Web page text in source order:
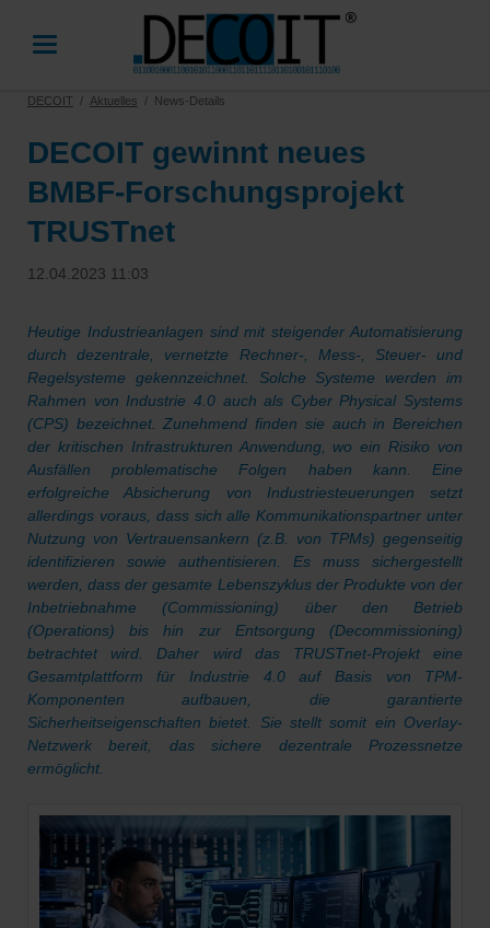
DECOIT Aktuelles News-Details
DECOIT gewinnt neues
BMBF-Forschungsprojekt
TRUSTnet
12.04.2023 11:03
Heutige Industrieanlagen sind mit steigender Automatisierung
durch dezentrale, vernetzte Rechner-, Mess-, Steuer- und
Regelsysteme gekennzeichnet. Solche Systeme werden im
Rahmen von Industrie 4.0 auch als Cyber Physical Systems
(CPS) bezeichnet. Zunehmend finden sie auch in Bereichen
der kritischen Infrastrukturen Anwendung, wo ein Risiko von
Ausfällen problematische Folgen haben kann. Eine
erfolgreiche Absicherung von Industriesteuerungen setzt
allerdings voraus, dass sich alle Kommunikationspartner unter
Nutzung von Vertrauensankern (z.B. von TPMs) gegenseitig
identifizieren sowie authentisieren. Es muss sichergestellt
werden, dass der gesamte Lebenszyklus der Produkte von der
Inbetriebnahme (Commissioning) über den Betrieb
(Operations) bis hin zur Entsorgung (Decommissioning)
betrachtet wird. Daher wird das TRUSTnet-Projekt eine
Gesamtplattform für Industrie 4.0 auf Basis von TPM-
Komponenten aufbauen, die garantierte
Sicherheitseigenschaften bietet. Sie stellt somit ein Overlay-
Netzwerk bereit, das sichere dezentrale Prozessnetze
ermöglicht.